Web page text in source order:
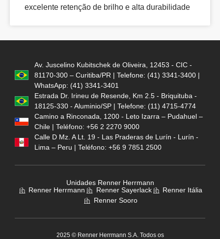
excelente retenção de brilho e alta durabilidade
Av. Juscelino Kubitschek de Oliveira, 12453 - CIC -
81170-300 – Curitiba/PR | Telefone: (41) 3341-3400 |
WhatsApp: (41) 3341-3401
Estrada Dr. Irineu de Resende, Km 2.5 - Briquituba -
18125-330 - Aluminio/SP | Telefone: (11) 4715-4774
Camino a Rinconada, 1200 - Leto Izarra – Pudahuel –
Chile | Teléfono: +56 2 2270 9000
Calle D Mz. A Lt. 19 - Las Praderas de Lurín - Lurín -
Lima – Peru | Teléfono: +56 9 7851 2500
Unidades Renner Herrmann
Renner Herrmann
Renner Sayerlack
Renner Itália
Renner Sooro
2025 © Renner Herrmann S.A. Todos os